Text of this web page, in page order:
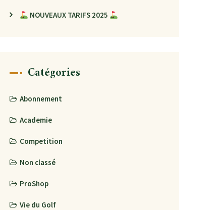
NOUVEAUX TARIFS 2025
Catégories
Abonnement
Academie
Competition
Non classé
ProShop
Vie du Golf